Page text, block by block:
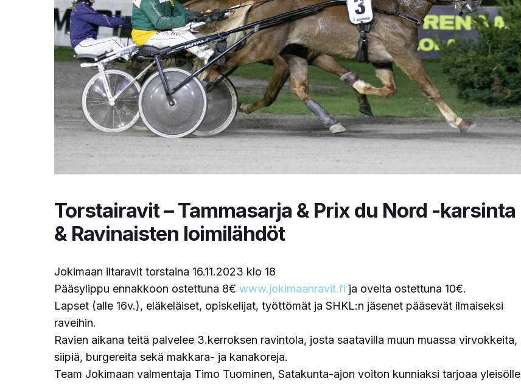
Torstairavit – Tammasarja & Prix du Nord -karsinta
& Ravinaisten loimilähdöt
Jokimaan iltaravit torstaina 16.11.2023 klo 18
Pääsylippu ennakkoon ostettuna 8€ www.jokimaanravit.fi ja ovelta ostettuna 10€.
Lapset (alle 16v.), eläkeläiset, opiskelijat, työttömät ja SHKL:n jäsenet pääsevät ilmaiseksi
raveihin.
Ravien aikana teitä palvelee 3.kerroksen ravintola, josta saatavilla muun muassa virvokkeita,
siipiä, burgereita sekä makkara- ja kanakoreja.
Team Jokimaan valmentaja Timo Tuominen, Satakunta-ajon voiton kunniaksi tarjoaa yleisölle